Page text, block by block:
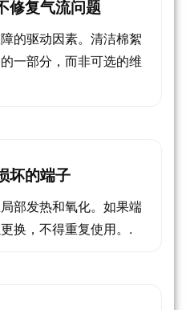
修复气流问题
的驱动因素。清洁棉絮
一部分，而非可选的维
坏的端子
部发热和氧化。如果端
换，不得重复使用。.